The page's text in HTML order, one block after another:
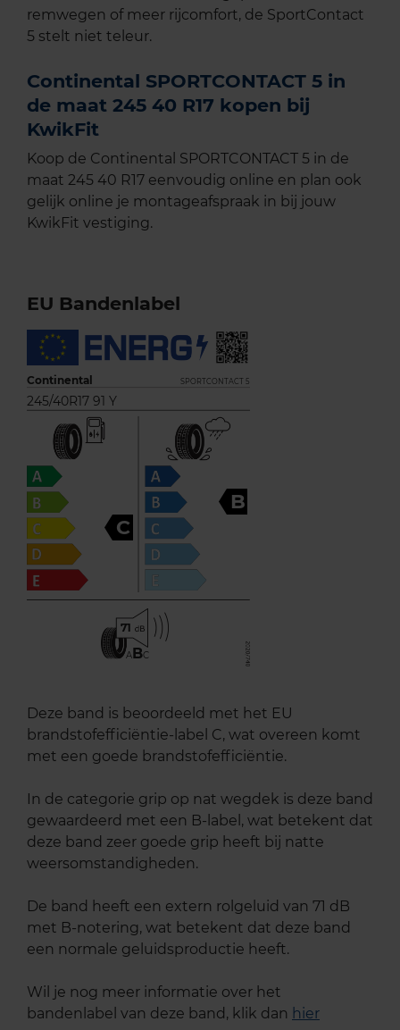
remwegen of meer rijcomfort, de SportContact
5 stelt niet teleur.
Continental SPORTCONTACT 5 in
de maat 245 40 R17 kopen bij
KwikFit
Koop de Continental SPORTCONTACT 5 in de
maat 245 40 R17 eenvoudig online en plan ook
gelijk online je montageafspraak in bij jouw
KwikFit vestiging.
EU Bandenlabel
Continental SPORTCONTACT 5
245/40R17 91 Y
C
B
71
ABC
Deze band is beoordeeld met het EU
brandstofefficiëntie-label C, wat overeen komt
met een goede brandstofefficiëntie.
In de categorie grip op nat wegdek is deze band
gewaardeerd met een B-label, wat betekent dat
deze band zeer goede grip heeft bij natte
weersomstandigheden.
De band heeft een extern rolgeluid van 71 dB
met B-notering, wat betekent dat deze band
een normale geluidsproductie heeft.
Wil je nog meer informatie over het
bandenlabel van deze band, klik dan hier